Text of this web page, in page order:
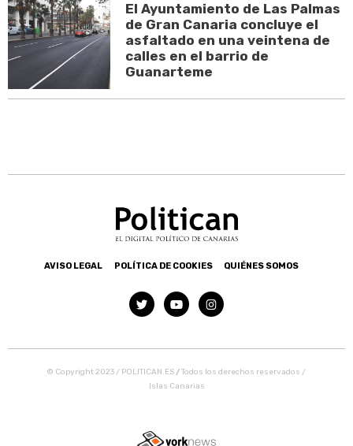
El Ayuntamiento de Las Palmas
de Gran Canaria concluye el
asfaltado en una veintena de
calles en el barrio de
Guanarteme
AVISO LEGAL POLÍTICA DE COOKIES QUIÉNES SOMOS
© Copyright 2023 / POLITICAN.ES /Todos los derechos reservados /
Islas Canarias